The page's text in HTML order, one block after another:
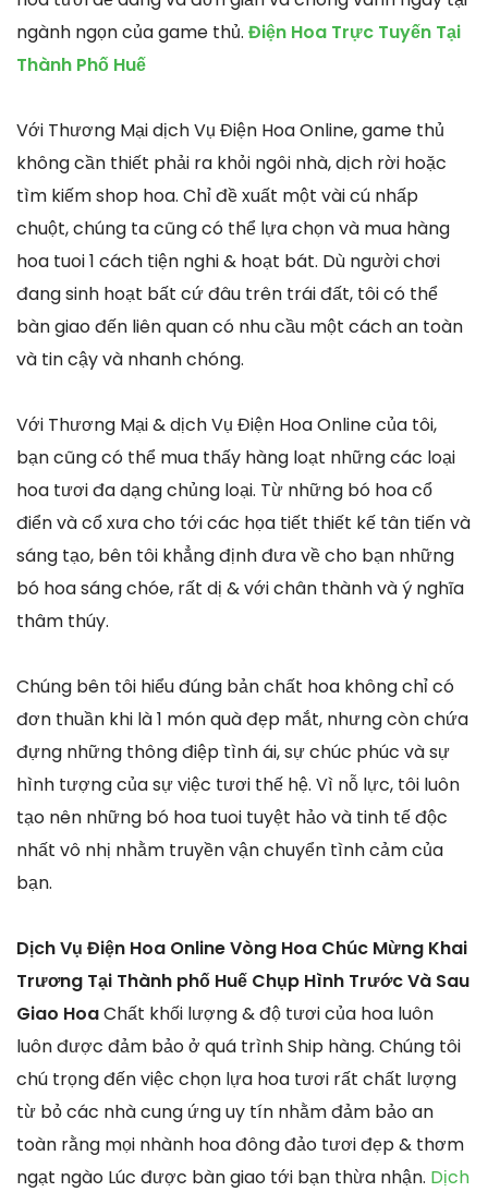
ngành ngọn của game thủ. Điện Hoa Trực Tuyến Tại
Thành Phố Huế
Với Thương Mại dịch Vụ Điện Hoa Online, game thủ
không cần thiết phải ra khỏi ngôi nhà, dịch rời hoặc
tìm kiếm shop hoa. Chỉ đề xuất một vài cú nhấp
chuột, chúng ta cũng có thể lựa chọn và mua hàng
hoa tuoi 1 cách tiện nghi & hoạt bát. Dù người chơi
đang sinh hoạt bất cứ đâu trên trái đất, tôi có thể
bàn giao đến liên quan có nhu cầu một cách an toàn
và tin cậy và nhanh chóng.
Với Thương Mại & dịch Vụ Điện Hoa Online của tôi,
bạn cũng có thể mua thấy hàng loạt những các loại
hoa tươi đa dạng chủng loại. Từ những bó hoa cổ
điển và cổ xưa cho tới các họa tiết thiết kế tân tiến và
sáng tạo, bên tôi khẳng định đưa về cho bạn những
bó hoa sáng chóe, rất dị & với chân thành và ý nghĩa
thâm thúy.
Chúng bên tôi hiểu đúng bản chất hoa không chỉ có
đơn thuần khi là 1 món quà đẹp mắt, nhưng còn chứa
đựng những thông điệp tình ái, sự chúc phúc và sự
hình tượng của sự việc tươi thế hệ. Vì nỗ lực, tôi luôn
tạo nên những bó hoa tuoi tuyệt hảo và tinh tế độc
nhất vô nhị nhằm truyền vận chuyển tình cảm của
bạn.
Dịch Vụ Điện Hoa Online Vòng Hoa Chúc Mừng Khai
Trương Tại Thành phố Huế Chụp Hình Trước Và Sau
Giao HoaChất khối lượng & độ tươi của hoa luôn
luôn được đảm bảo ở quá trình Ship hàng. Chúng tôi
chú trọng đến việc chọn lựa hoa tươi rất chất lượng
từ bỏ các nhà cung ứng uy tín nhằm đảm bảo an
toàn rằng mọi nhành hoa đông đảo tươi đẹp & thơm
ngạt ngào Lúc được bàn giao tới bạn thừa nhận. Dịch